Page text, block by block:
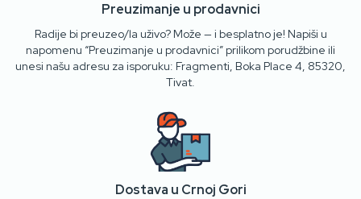
Preuzimanje u prodavnici
Radije bi preuzeo/la uživo? Može — i besplatno je! Napiši u
napomenu “Preuzimanje u prodavnici” prilikom porudžbine ili
unesi našu adresu za isporuku: Fragmenti, Boka Place 4, 85320,
Tivat.
Dostava u Crnoj Gori